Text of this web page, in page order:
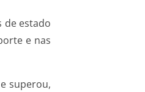
de estado
e nas
superou,